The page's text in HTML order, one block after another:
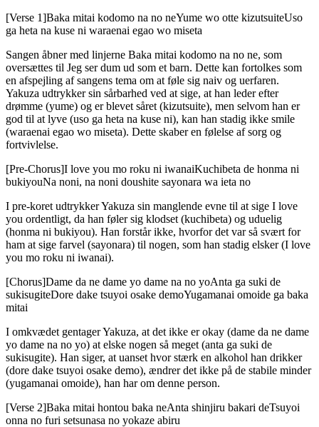
[Verse 1]Baka mitai kodomo na no neYume wo otte kizutsuiteUso
ga heta na kuse ni waraenai egao wo miseta
Sangen åbner med linjerne Baka mitai kodomo na no ne, som
oversættes til Jeg ser dum ud som et barn. Dette kan fortolkes som
en afspejling af sangens tema om at føle sig naiv og uerfaren.
Yakuza udtrykker sin sårbarhed ved at sige, at han leder efter
drømme (yume) og er blevet såret (kizutsuite), men selvom han er
god til at lyve (uso ga heta na kuse ni), kan han stadig ikke smile
(waraenai egao wo miseta). Dette skaber en følelse af sorg og
fortvivlelse.
[Pre-Chorus]I love you mo roku ni iwanaiKuchibeta de honma ni
bukiyouNa noni, na noni doushite sayonara wa ieta no
I pre-koret udtrykker Yakuza sin manglende evne til at sige I love
you ordentligt, da han føler sig klodset (kuchibeta) og uduelig
(honma ni bukiyou). Han forstår ikke, hvorfor det var så svært for
ham at sige farvel (sayonara) til nogen, som han stadig elsker (I love
you mo roku ni iwanai).
[Chorus]Dame da ne dame yo dame na no yoAnta ga suki de
sukisugiteDore dake tsuyoi osake demoYugamanai omoide ga baka
mitai
I omkvædet gentager Yakuza, at det ikke er okay (dame da ne dame
yo dame na no yo) at elske nogen så meget (anta ga suki de
sukisugite). Han siger, at uanset hvor stærk en alkohol han drikker
(dore dake tsuyoi osake demo), ændrer det ikke på de stabile minder
(yugamanai omoide), han har om denne person.
[Verse 2]Baka mitai hontou baka neAnta shinjiru bakari deTsuyoi
onna no furi setsunasa no yokaze abiru